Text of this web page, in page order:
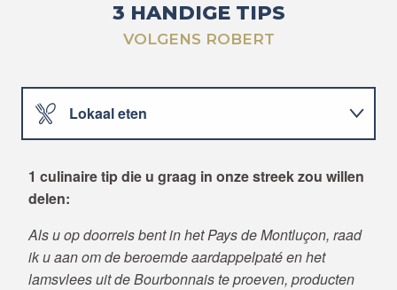
3 HANDIGE TIPS
VOLGENS ROBERT
Lokaal eten
1 culinaire tip die u graag in onze streek zou willen
delen:
Als u op doorreis bent in het Pays de Montluçon, raad
ik u aan om de beroemde aardappelpaté en het
lamsvlees uit de Bourbonnais te proeven, producten